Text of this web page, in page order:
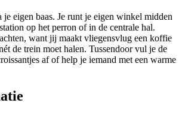
eigen baas. Je runt je eigen winkel midden
op het perron of in de centrale hal.
want jij maakt vliegensvlug een koffie
de trein moet halen. Tussendoor vul je de
af of help je iemand met een warme